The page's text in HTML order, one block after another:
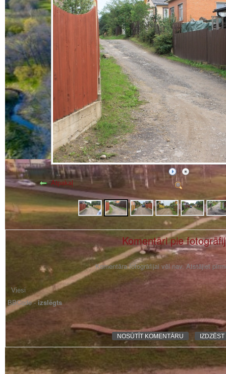
Atpakaļ
Komentāri pie
Komentāra fotogrāfijai vēl nav. Atstājiet
BBCode -izslēgts